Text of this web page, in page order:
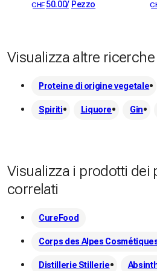
CHF 50.00/ Pezzo
Visualizza altre
Proteine ​​di origine vegetale
Spiriti Liquore Gin
Visualizza i prodotti dei
correlati
CureFood
Corps des Alpes
Distillerie Stillerie